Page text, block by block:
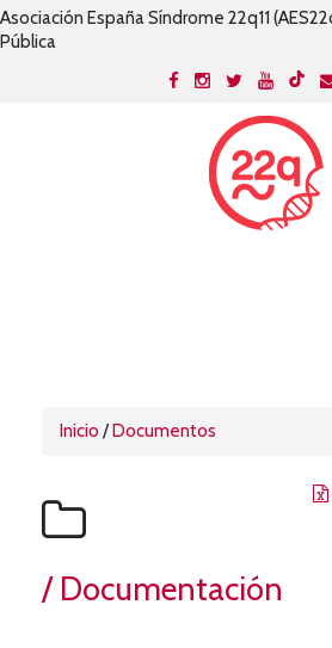
Asociación España Síndrome 22q11
Pública
Inicio /Documentos
/ Documentación